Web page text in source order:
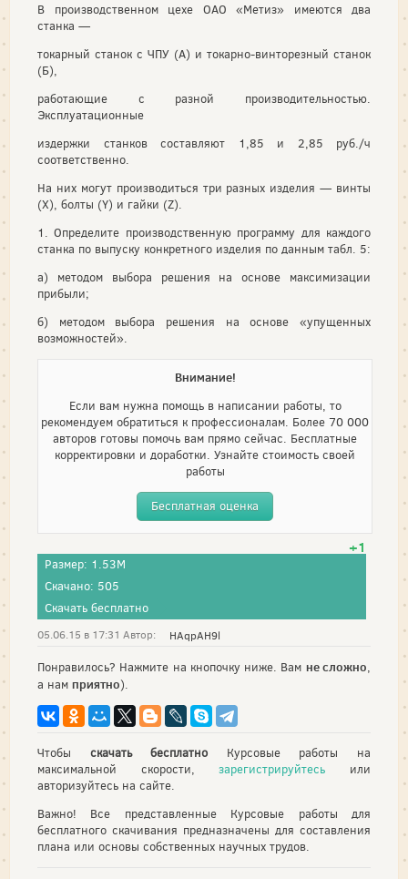
В производственном цехе ОАО «Метиз» имеются два
станка —
токарный станок с ЧПУ (А) и токарно-винторезный станок
(Б),
работающие с разной производительностью.
Эксплуатационные
издержки станков составляют 1,85 и 2,85 руб./ч
соответственно.
На них могут производиться три разных изделия — винты
(Х), болты (Y) и гайки (Z).
1. Определите производственную программу для каждого
станка по выпуску конкретного изделия по данным табл. 5:
а) методом выбора решения на основе максимизации
прибыли;
б) методом выбора решения на основе «упущенных
возможностей».
Внимание!
Если вам нужна помощь в написании работы, то
рекомендуем обратиться к профессионалам. Более 70 000
авторов готовы помочь вам прямо сейчас. Бесплатные
корректировки и доработки. Узнайте стоимость своей
работы
Бесплатная оценка
+1
Размер: 1.53M
Скачано: 505
Скачать бесплатно
05.06.15 в 17:31 Автор: HAqpAH9l
Понравилось? Нажмите на кнопочку ниже. Вам не сложно,
а нам приятно).
Чтобы скачать бесплатно Курсовые работы на
максимальной скорости,зарегистрируйтесь или
авторизуйтесь на сайте.
Важно! Все представленные Курсовые работы для
бесплатного скачивания предназначены для составления
плана или основы собственных научных трудов.